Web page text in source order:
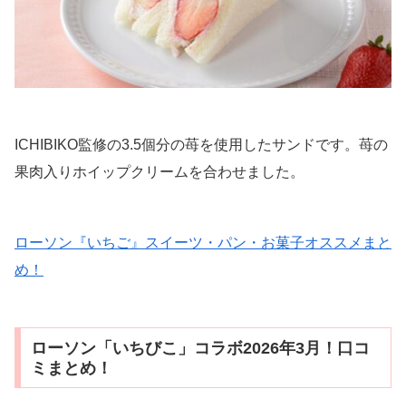
ICHIBIKO監修の3.5個分の苺を使用したサンドです。苺の
果肉入りホイップクリームを合わせました。
ローソン『いちご』スイーツ・パン・お菓子オススメまと
め！
ローソン「いちびこ」コラボ2026年3月！口コ
ミまとめ！